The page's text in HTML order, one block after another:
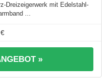
Dreizeigerwerk mit Edelstahl-
...
»